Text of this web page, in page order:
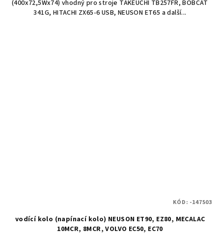
(400x72,5Wx74) vhodný pro stroje TAKEUCHI TB257FR, BOBCAT
341G, HITACHI ZX65-6 USB, NEUSON ET65 a další...
vodící kolo (napínací kolo) NEUSON ET90, EZ80, MECALAC
10MCR, 8MCR, VOLVO EC50, EC70
KÓD: -147503